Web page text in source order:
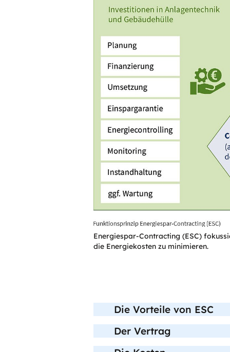
öffnet
Bild
Energiespar-Contracting (ESC)
die Energiekosten zu minimieren.
Die Vorteile von ESC
Der Vertrag